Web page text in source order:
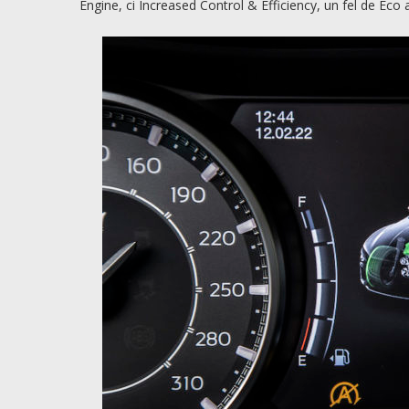
Engine, ci Increased Control & Efficiency, un fel de Eco